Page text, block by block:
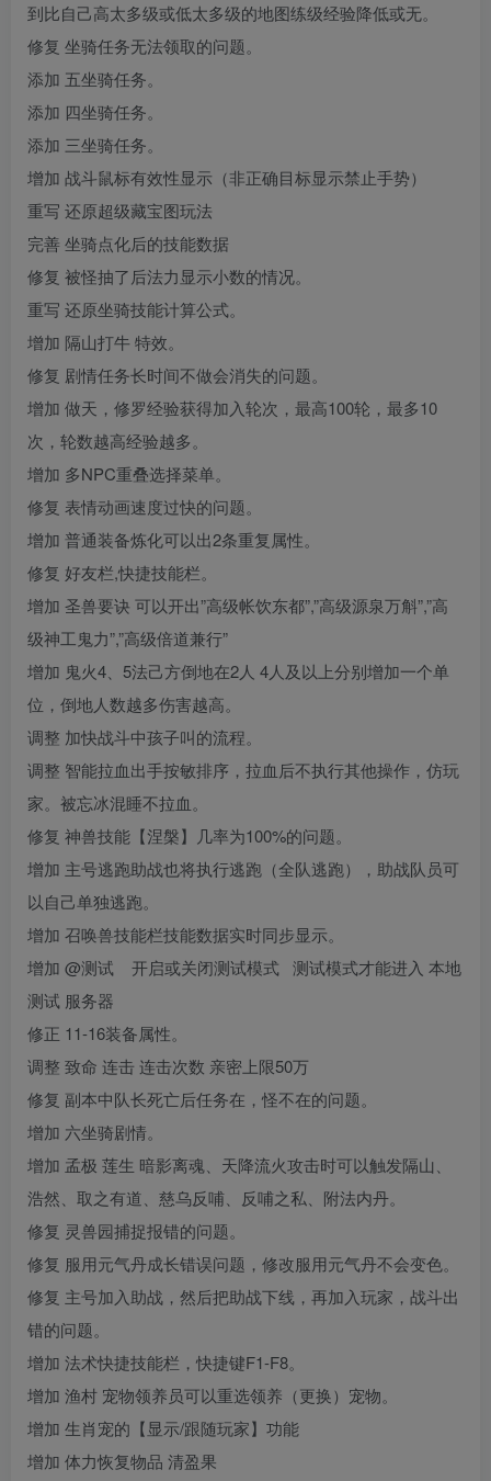
到比自己高太多级或低太多级的地图练级经验降低或无。
修复 坐骑任务无法领取的问题。
添加 五坐骑任务。
添加 四坐骑任务。
添加 三坐骑任务。
增加 战斗鼠标有效性显示（非正确目标显示禁止手势）
重写 还原超级藏宝图玩法
完善 坐骑点化后的技能数据
修复 被怪抽了后法力显示小数的情况。
重写 还原坐骑技能计算公式。
增加 隔山打牛 特效。
修复 剧情任务长时间不做会消失的问题。
增加 做天，修罗经验获得加入轮次，最高100轮，最多10
次，轮数越高经验越多。
增加 多NPC重叠选择菜单。
修复 表情动画速度过快的问题。
增加 普通装备炼化可以出2条重复属性。
修复 好友栏,快捷技能栏。
增加 圣兽要诀 可以开出”高级帐饮东都”,”高级源泉万斛”,”高
级神工鬼力”,”高级倍道兼行”
增加 鬼火4、5法己方倒地在2人 4人及以上分别增加一个单
位，倒地人数越多伤害越高。
调整 加快战斗中孩子叫的流程。
调整 智能拉血出手按敏排序，拉血后不执行其他操作，仿玩
家。被忘冰混睡不拉血。
修复 神兽技能【涅槃】几率为100%的问题。
增加 主号逃跑助战也将执行逃跑（全队逃跑），助战队员可
以自己单独逃跑。
增加 召唤兽技能栏技能数据实时同步显示。
增加 @测试 开启或关闭测试模式 测试模式才能进入 本地
测试 服务器
修正 11-16装备属性。
调整 致命 连击 连击次数 亲密上限50万
修复 副本中队长死亡后任务在，怪不在的问题。
增加 六坐骑剧情。
增加 孟极 莲生 暗影离魂、天降流火攻击时可以触发隔山、
浩然、取之有道、慈乌反哺、反哺之私、附法内丹。
修复 灵兽园捕捉报错的问题。
修复 服用元气丹成长错误问题，修改服用元气丹不会变色。
修复 主号加入助战，然后把助战下线，再加入玩家，战斗出
错的问题。
增加 法术快捷技能栏，快捷键F1-F8。
增加 渔村 宠物领养员可以重选领养（更换）宠物。
增加 生肖宠的【显示/跟随玩家】功能
增加 体力恢复物品 清盈果